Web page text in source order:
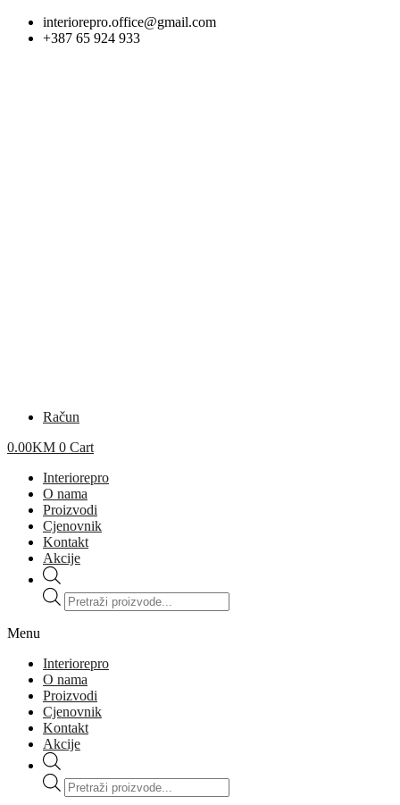
Skip
interiorepro.office@gmail.com
+387 65 924 933
Račun
0.00KM 0 Cart
Interiorepro
O nama
Proizvodi
Cjenovnik
Kontakt
Akcije
Products
search
Menu
Interiorepro
O nama
Proizvodi
Cjenovnik
Kontakt
Akcije
Products
search